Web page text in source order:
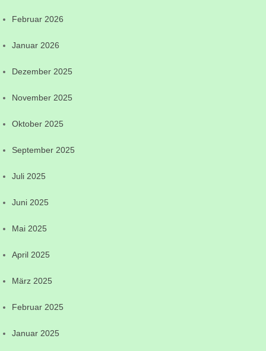
Februar 2026
Januar 2026
Dezember 2025
November 2025
Oktober 2025
September 2025
Juli 2025
Juni 2025
Mai 2025
April 2025
März 2025
Februar 2025
Januar 2025